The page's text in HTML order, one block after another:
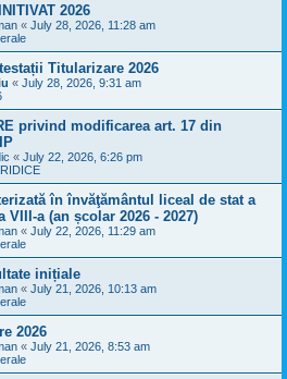
2026
« July 28, 2026, 11:28 am
Titularizare 2026
« July 28, 2026, 9:31 am
privind modificarea art. 17 din
« July 22, 2026, 6:26 pm
în învăţământul liceal de stat a
a (an școlar 2026 - 2027)
« July 22, 2026, 11:29 am
inițiale
« July 21, 2026, 10:13 am
2026
« July 21, 2026, 8:53 am